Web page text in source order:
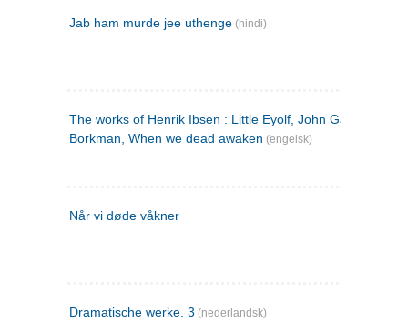
Jab ham murde jee uthenge (hindi)
The works of Henrik Ibsen : Little Eyolf, John Gabriel
Borkman, When we dead awaken (engelsk)
Når vi døde våkner
Dramatische werke. 3 (nederlandsk)